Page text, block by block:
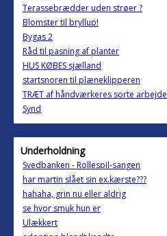
Terassebrædder uden strøer ?
Blomster til bryllup!
Bygas 2
Råd til pasning af planter
HUS KØBES sjælland
startsnoren til plæneklipperen
TRÆT af håndværkeres sorte arbejde
Synd
Underholdning
Svedbanken - Rollespil-sangen
har martin slået sin ex.kærste???
hahaha, grin nu eller aldrig
se hvor smuk hun er
Ulækkert